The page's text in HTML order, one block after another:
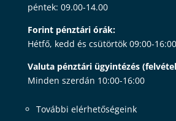
péntek: 09.00-14.00
Forint pénztári órák:
Hétfő, kedd és csütörtök 09:00-16:00
Valuta pénztári ügyintézés
Minden szerdán 10:00-16:00
További elérhetőségeink